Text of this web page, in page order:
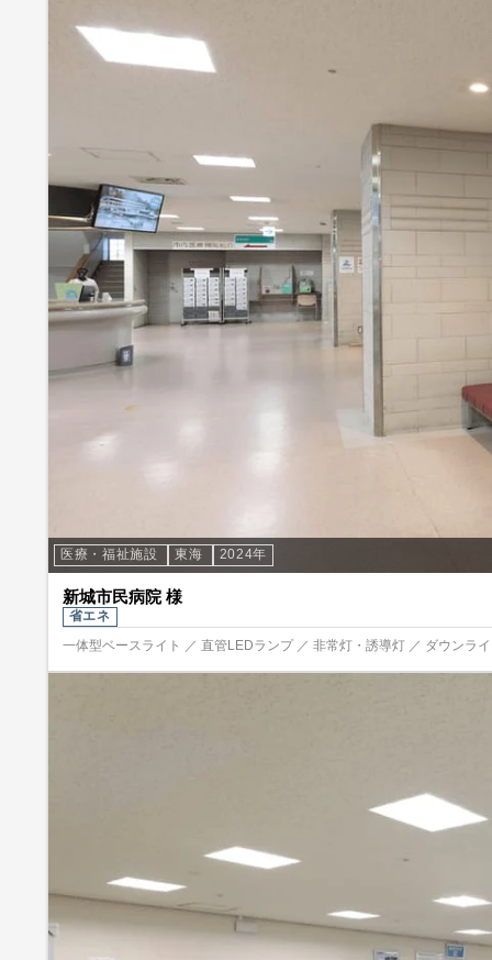
医療・福祉施設 東海 2024年
新城市民病院 様
省エネ
一体型ベースライト ／ 直管LEDランプ ／ 非常灯・誘導灯 ／ ダウンラ